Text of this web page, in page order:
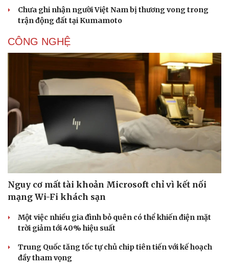
Sức khỏe
Dinh dưỡng - món ngon
Cây thuốc
Sản phụ khoa
Làm đẹp - giảm cân
Phòng mạch online
Ăn sạch sống khỏe
Đời sống
Nhà đẹp
Blog
Tình yêu - Gia đình
Chưa ghi nhận người Việt Nam bị thương vong trong
trận động đất tại Kumamoto
CÔNG NGHỆ
Nguy cơ mất tài khoản Microsoft chỉ vì kết nối
mạng Wi-Fi khách sạn
Một việc nhiều gia đình bỏ quên có thể khiến điện mặt
trời giảm tới 40% hiệu suất
Trung Quốc tăng tốc tự chủ chip tiên tiến với kế hoạch
đầy tham vọng